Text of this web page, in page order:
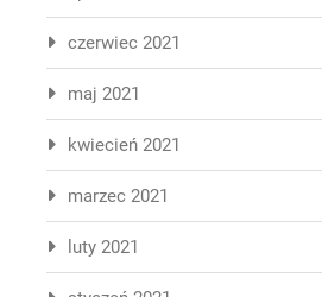
czerwiec 2021
maj 2021
kwiecień 2021
marzec 2021
luty 2021